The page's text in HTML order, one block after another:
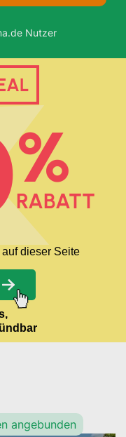
Nutzer
%
RABATT
dieser Seite
angebunden